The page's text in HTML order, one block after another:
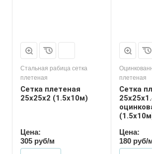
Стальная рабица сетка
плетеная
Сетка плетеная
25х25х2 (1.5х10м)
Цена:
305 руб/м
плетеная
Сетка
Цена:
180 руб/